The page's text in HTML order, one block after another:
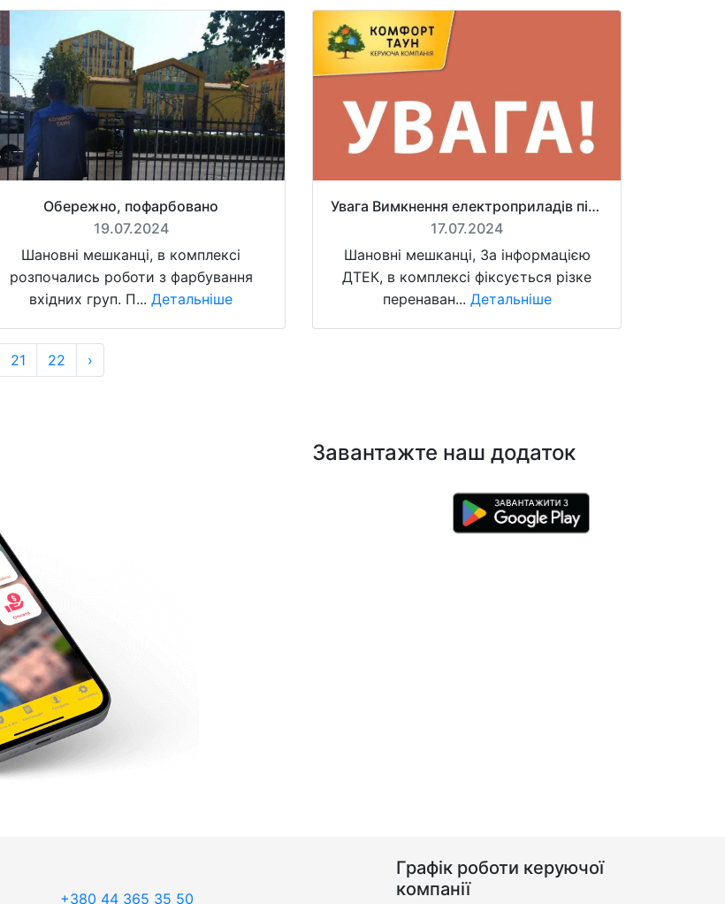
Обережно, пофарбовано
19.07.2024
Шановні мешканці, в комплексі
розпочались роботи з фарбування
вхідних груп. П... Детальніше
Увага Вимкнення електроприладів під час знеструмлень
17.07.2024
Шановні мешканці, За інформацією
ДТЕК, в комплексі фіксується різке
перенаван... Детальніше
21 22 ›
Завантажте наш додаток
+380 44 365 35 50
Графік роботи керуючої
компанії